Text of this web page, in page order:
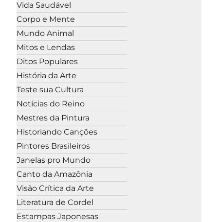
Vida Saudável
Corpo e Mente
Mundo Animal
Mitos e Lendas
Ditos Populares
História da Arte
Teste sua Cultura
Notícias do Reino
Mestres da Pintura
Historiando Canções
Pintores Brasileiros
Janelas pro Mundo
Canto da Amazônia
Visão Crítica da Arte
Literatura de Cordel
Estampas Japonesas